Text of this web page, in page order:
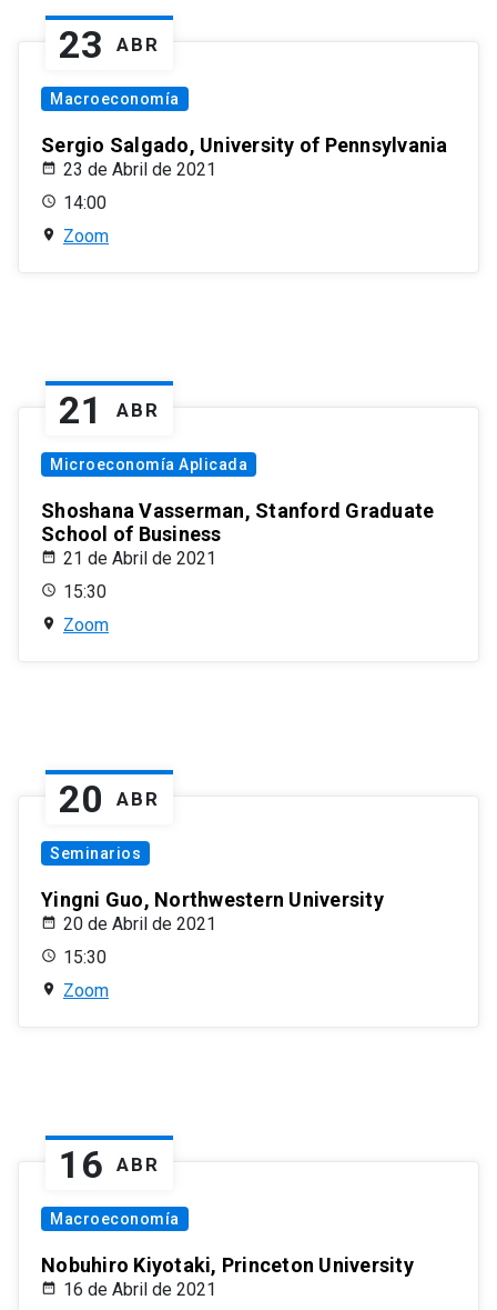
23 ABR
Macroeconomía
Sergio Salgado, University of Pennsylvania
23 de Abril de 2021
14:00
Zoom
21 ABR
Microeconomía Aplicada
Shoshana Vasserman, Stanford Graduate
School of Business
21 de Abril de 2021
15:30
Zoom
20 ABR
Seminarios
Yingni Guo, Northwestern University
20 de Abril de 2021
15:30
Zoom
16 ABR
Macroeconomía
Nobuhiro Kiyotaki, Princeton University
16 de Abril de 2021